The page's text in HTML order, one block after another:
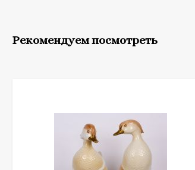
Рекомендуем посмотреть